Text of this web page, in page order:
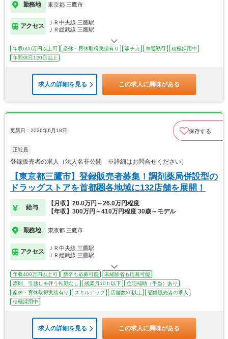
勤務地 東京都 三鷹市
アクセス
ＪＲ中央線 三鷹駅
ＪＲ総武線 三鷹駅
年収600万円以上可 産休・育休取得実績有り 駅チカ 車通勤可
積極採用中
年間休日120日以上
求人の詳細を見る この求人に興味がある
更新日：2026年6月18日 保存する
正社員
登録販売者の求人（法人名非公開 ※詳細はお問合せください）
【東京都三鷹市】登録販売者募集！調剤薬局併設型の
ドラッグストアを首都圏各地域に132店舗を展開！
給与
【月収】20.0万円～26.0万円程度
【年収】300万円～410万円程度 30歳～モデル
勤務地 東京都 三鷹市
アクセス
ＪＲ中央線 三鷹駅
ＪＲ総武線 三鷹駅
年収400万円以上可 新卒も応募可能
未経験者も応募可能
原則、引越しを伴う転勤なし
残業月10ｈ以下
住宅補助（手当）あり
産休・育休取得実績有り
スキルアップ 店舗数30以上
登録販売者の求人
積極採用中
求人の詳細を見る この求人に興味がある